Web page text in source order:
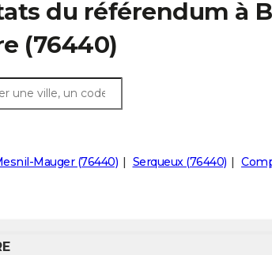
du référendum à
(76440)
Mauger (76440) Serqueux (76440)